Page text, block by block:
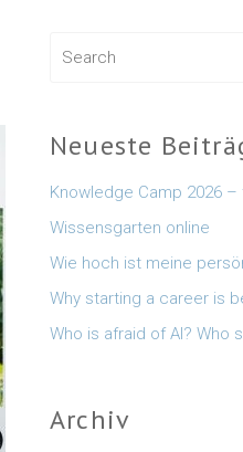
Neueste
Knowledge Camp 2026 –
Wissensgarten online
Wie hoch ist meine
Why starting a career is
Who is afraid of AI? Who
Archiv